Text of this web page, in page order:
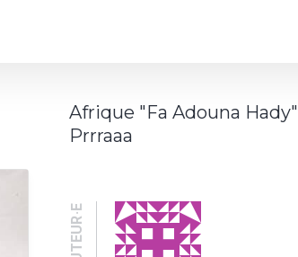
Afrique "Fa Adouna Hady"
Prrraaa
AUTEUR·E